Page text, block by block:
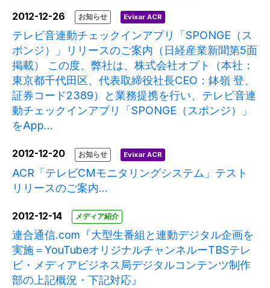
2012-12-26 お知らせ Evixar ACR
テレビ音連動チェックインアプリ「SPONGE（ス
ポンジ）」リリースのご案内（日経産業新聞第5面
掲載） この度、弊社は、株式会社オプト（本社：
東京都千代田区、代表取締役社長CEO：鉢嶺 登、
証券コード2389）と業務提携を行い、テレビ音連
動チェックインアプリ「SPONGE（スポンジ）」
をApp...
2012-12-20 お知らせ Evixar ACR
ACR「テレビCMモニタリングシステム」テスト
リリースのご案内...
2012-12-14 メディア紹介
連合通信.com『大型生番組と連動デジタル企画を
実施＝YouTubeオリジナルチャンネルーTBSテレ
ビ・メディアビジネス局デジタルコンテンツ制作
部の上記概況・下記対応』